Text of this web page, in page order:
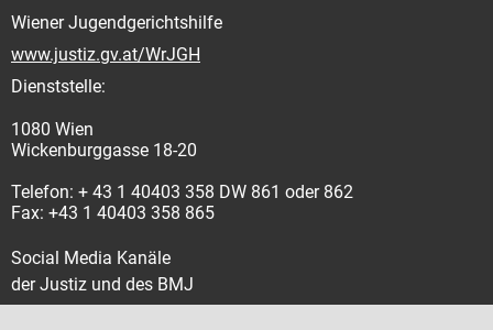
Wiener Jugendgerichtshilfe
www.justiz.gv.at/WrJGH
Dienststelle:
1080 Wien
Wickenburggasse 18-20
Telefon: + 43 1 40403 358 DW 861 oder 862
Fax: +43 1 40403 358 865
Social Media Kanäle
der Justiz und des BMJ